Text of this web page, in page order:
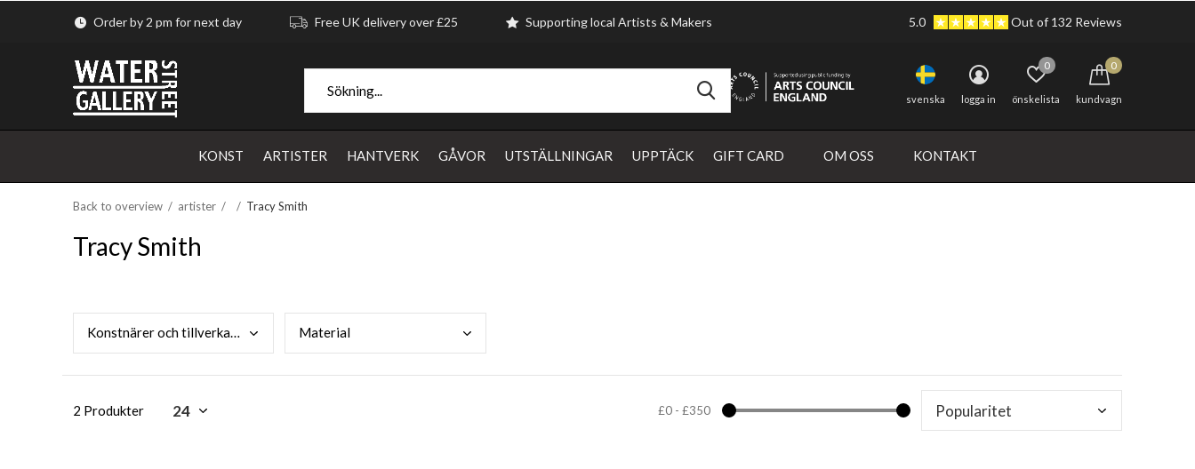
KONST ARTISTER HANTVERK GÅVOR UTSTÄLLNINGAR UPPTÄCK GIFT CARD OM OSS KONTAKT
svenska logga in önskelista
0
kundvagn
0
Order by 2 pm for next day Free UK delivery over £25 Supporting local Artists & Makers 5.0 Out of 132 Reviews
Back to overview artister Tracy Smith
Tracy Smith
Konstnärer och tillverkare Material
2 Produkter £0- £350